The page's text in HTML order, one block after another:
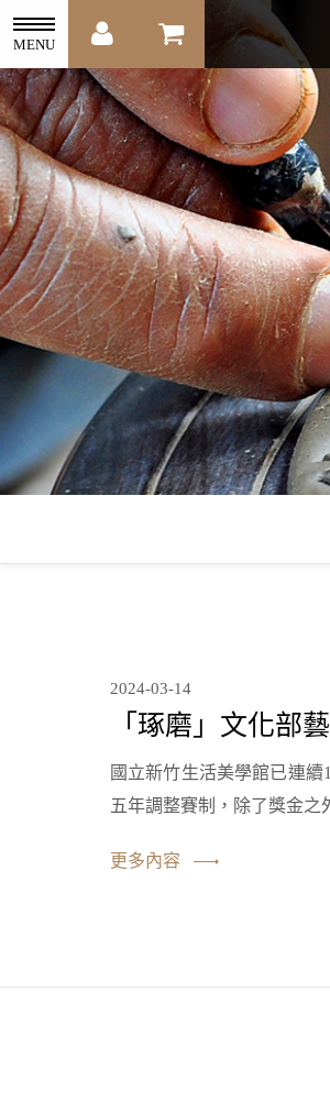
MENU
2024-03-14
「琢磨」文化部
國立新竹生活美學館已連
五年調整賽制，除了獎金
更多內容